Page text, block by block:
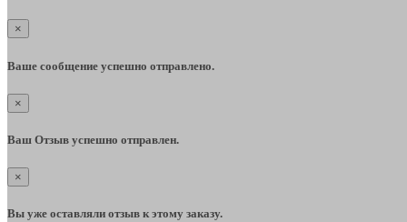
×
Ваше сообщение успешно отправлено.
×
Ваш Отзыв успешно отправлен.
×
Вы уже оставляли отзыв к этому заказу.